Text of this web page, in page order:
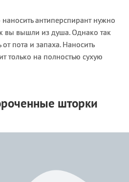
антиперспирант нужно
вы вышли из душа. Однако так
пота и запаха. Наносить
только на полностью сухую
шторки